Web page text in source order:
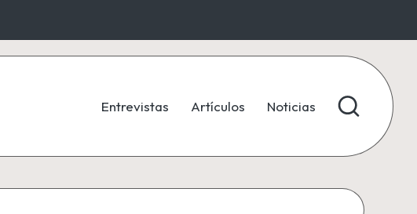
Entrevistas Artículos Noticias